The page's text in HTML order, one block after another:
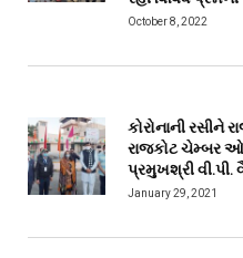
October 8, 2022
કોરોનાની રસીને
રાજકોટ ચેમ્બર
પ્રમુખશ્રી વી.પી.
January 29, 2021